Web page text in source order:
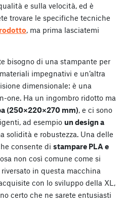
e sulla velocità, ed è
trovare le specifiche tecniche
, ma prima lasciatemi
bisogno di una stampante per
impegnativi e un’altra
dimensionale: è una
one. Ha un ingombro ridotto ma
(250×220×270 mm), e ci sono
ad esempio un design a
solidità e robustezza. Una delle
consente di stampare PLA e
non così comune come si
in questa macchina
con lo sviluppo della XL,
certo che ne sarete entusiasti